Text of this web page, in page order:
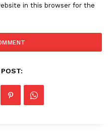
in this browser for the